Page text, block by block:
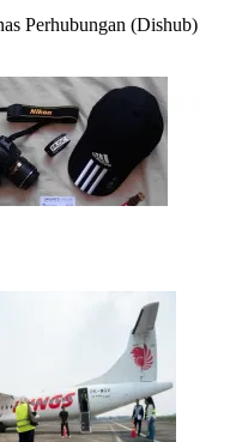
Perhubungan (Dishub)